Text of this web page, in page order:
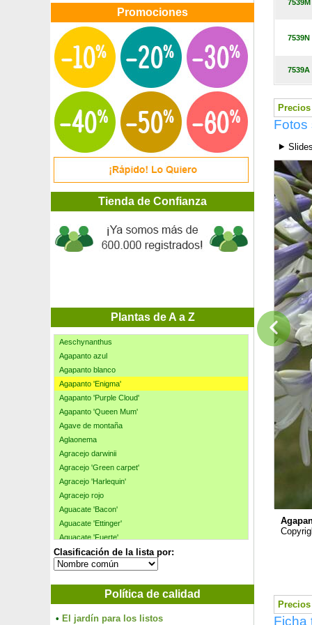
Promociones
Tienda de Confianza
Plantas de A a Z
Acacia 'Casque rouge'
Acacia de 3 espinas 'inermis'
Acacia de Constantinopla 'Chocolate Fountain'
Acacia de Constantinopla 'Ombrella'
Acacia de Constantinopla 'Summer chocolate'
Acacia del Japón
Acebo
Acebo 'Alaska'
Acebo 'Argenteomarginata'
Acebo chino de hojas variadas
Acebo crenata bola
Acebo crenata 'Dark Green'
Acebo crenata 'Green Hedge'
Acebo crenata podado
Acebo 'Red Tips'
Acirón
Aechmea, base plateada
Aeschynanthus
Agapanto azul
Agapanto blanco
Agapanto 'Enigma'
Agapanto 'Purple Cloud'
Agapanto 'Queen Mum'
Agave de montaña
Aglaonema
Agracejo darwinii
Agracejo 'Green carpet'
Agracejo 'Harlequin'
Agracejo rojo
Aguacate 'Bacon'
Aguacate 'Ettinger'
Aguacate 'Fuerte'
Aguacate 'Hass'
Ajedrea
Akebia de cinco hojas
Albahaca
Albaricoque-Ciruela Mirabelle Pluot 'Aprimira'
Clasificación de la lista por:
Política de calidad
• El jardín para los listos
7539M
7539N
7539A
Fotos
⯈
Ficha